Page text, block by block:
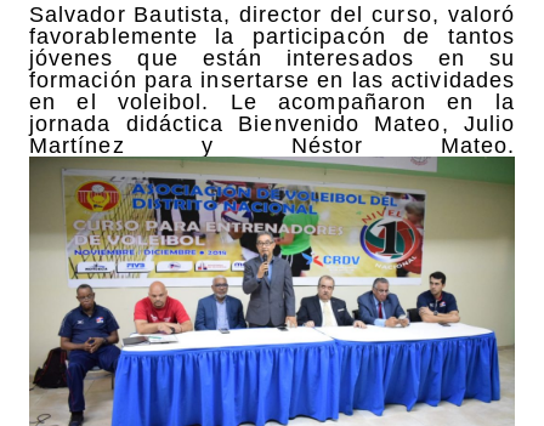
Salvador Bautista, director del curso, valoró
favorablemente la participacón de tantos
jóvenes que están interesados en su
formación para insertarse en las actividades
en el voleibol. Le acompañaron en la
jornada didáctica Bienvenido Mateo, Julio
Martínez y Néstor Mateo.